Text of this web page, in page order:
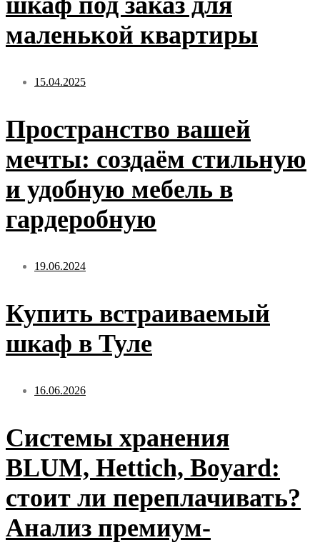
маленькой квартиры
15.04.2025
Пространство вашей
мечты: создаём стильную
и удобную мебель в
гардеробную
19.06.2024
Купить встраиваемый
шкаф в Туле
16.06.2026
Системы хранения
BLUM, Hettich, Boyard:
стоит ли переплачивать?
Анализ премиум-